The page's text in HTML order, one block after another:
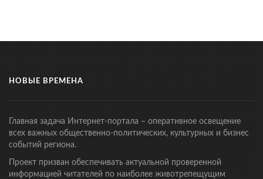
НОВЫЕ ВРЕМЕНА
Главная задача Интернет-портала – оперативное освещение
всех важных общественно-политических, культурных и бизнес
событий региона.
Проект призван обеспечивать актуальной проверенной
информацией читателей по наиболее животрепещущим